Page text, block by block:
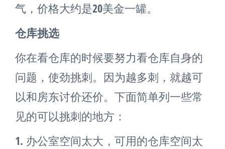
气，价格大约是20美金一罐。
仓库挑选
你在看仓库的时候要努力看仓库自身的
问题，使劲挑刺。因为越多刺，就越可
以和房东讨价还价。下面简单列一些常
见的可以挑刺的地方：
1. 办公室空间太大，可用的仓库空间太